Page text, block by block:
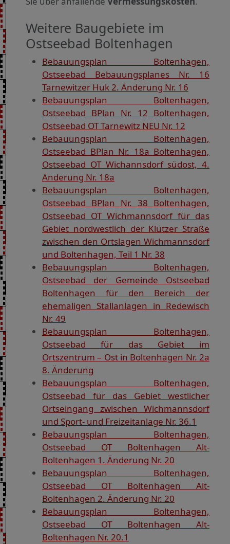
Weitere Baugebiete im
Ostseebad Boltenhagen
Bebauungsplan Boltenhagen,
Ostseebad Bebauungsplanes Nr. 16
Tarnewitzer Huk 2. Änderung Nr. 16
Bebauungsplan Boltenhagen,
Ostseebad BPlan Nr. 12 Boltenhagen,
Ostseebad OT Tarnewitz NEU Nr. 12
Bebauungsplan Boltenhagen,
Ostseebad BPlan Nr. 18a Boltenhagen,
Ostseebad OT Wichannsdorf südost, 4.
Änderung Nr. 18a
Bebauungsplan Boltenhagen,
Ostseebad BPlan Nr. 38 Boltenhagen,
Ostseebad OT Wichmannsdorf für das
Gebiet nordwestlich der Klützer Straße
zwischen den Ortslagen Wichmannsdorf
und Boltenhagen, Teil 1 Nr. 38
Bebauungsplan Boltenhagen,
Ostseebad der Gemeinde Ostseebad
Boltenhagen für den Bereich der
ehemaligen Stallanlagen in Redewisch
Nr. 49
Bebauungsplan Boltenhagen,
Ostseebad für das Gebiet im
Ortszentrum – Ost in Boltenhagen Nr. 2a
8. Änderung
Bebauungsplan Boltenhagen,
Ostseebad für das Gebiet westlicher
Ortseingang zwischen Wichmannsdorf
und Sport- und Freizeitanlage Nr. 36.1
Bebauungsplan Boltenhagen,
Ostseebad OT Boltenhagen Alt-
Boltenhagen 1. Änderung Nr. 20
Bebauungsplan Boltenhagen,
Ostseebad OT Boltenhagen Alt-
Boltenhagen 2. Änderung Nr. 20
Bebauungsplan Boltenhagen,
Ostseebad OT Boltenhagen Alt-
Boltenhagen Nr. 20.1